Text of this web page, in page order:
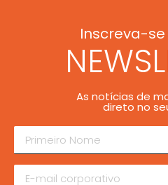
Inscreva-
As notícias de
direto no